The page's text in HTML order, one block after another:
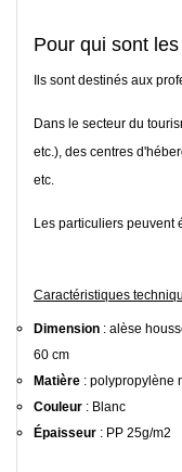
Pour qui sont
Ils sont destinés aux
Dans le secteur du
etc.), des centres
etc.
Les particuliers peuvent
Caractéristiques
Dimension : alèse
60 cm
Matière : polypropylène
Couleur : Blanc
Épaisseur : PP 25g/m2